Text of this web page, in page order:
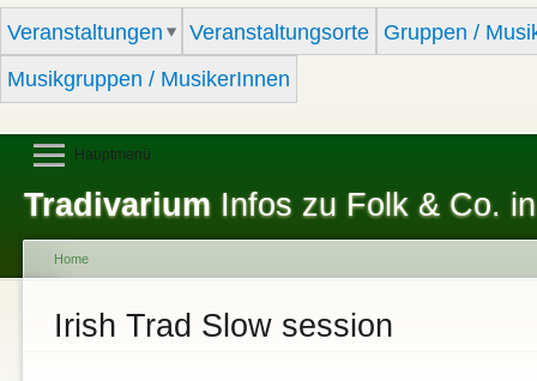
Veranstaltungen Veranstaltungsorte
Gruppen /
Musikgruppen / MusikerInnen
Tradivarium Infos zu Folk & Co.
Hauptmenü
You are here
Home
Irish Trad Slow session